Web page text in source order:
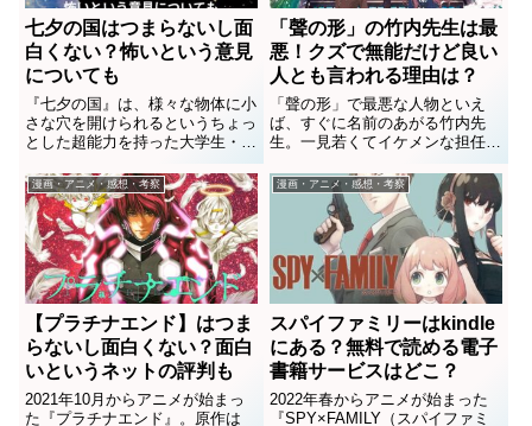
七夕の国はつまらないし面
白くない？怖いという意見
についても
『七夕の国』は、様々な物体に小
さな穴を開けられるというちょっ
とした超能力を持った大学生・南
丸（通称：ナン丸）が、突如起こ
る不可解な殺人と因習の村、行方
不明の教授にまつわる謎に巻き込
まれる物語。名作と言われていま
すが、一部では「つまらない」
「...
「聲の形」の竹内先生は最
悪！クズで無能だけど良い
人とも言われる理由は？
「聲の形」で最悪な人物といえ
ば、すぐに名前のあがる竹内先
生。一見若くてイケメンな担任教
「児童たちに無関心」「いじめを
放置・黙認」「問題が起きれば児
童のせい」とかなり問題アリの先
生なんです。いったいどんなとこ
ろが「...
漫画・アニメ・感想・考察
【プラチナエンド】はつま
らないし面白くない？面白
いというネットの評判も
2021年10月からアニメが始まっ
た『プラチナエンド』。原作は
漫画・アニメ・感想・考察
スパイファミリーはkindle
にある？無料で読める電子
書籍サービスはどこ？
2022年春からアニメが始まった
『SPY×FAMILY（スパイファミ